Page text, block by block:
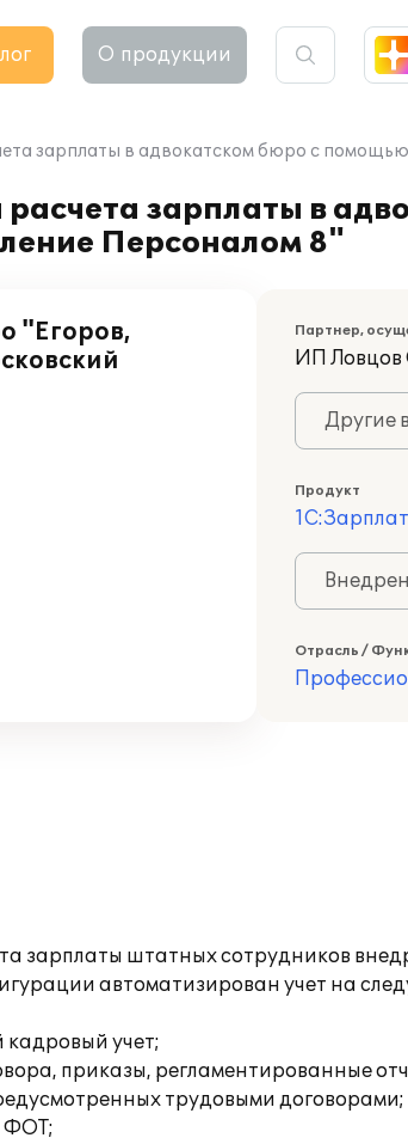
О продукции
зарплаты в адвокатском бюро с
расчета зарплаты в
Персоналом 8"
"Егоров,
Партнер,
ИП Ловцов
Другие
Продукт
Отрасль /
зарплаты штатных сотрудников
автоматизирован учет на
учет;
приказы, регламентированные
трудовыми договорами;
ФОТ;